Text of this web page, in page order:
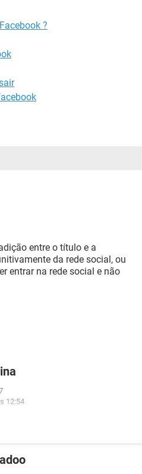
?
entre o título e a
da rede social, ou
entrar na rede social e não
12:54